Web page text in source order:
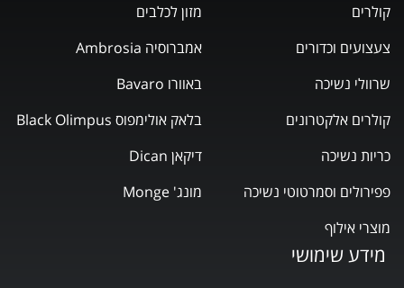
מידע שימושי
מזון לכלבים
אמברוסיה Ambrosia
באוורו Bavaro
בלאק אולימפוס Black Olimpus
דיקאן Dican
מונג' Monge
קולרים
צעצועים וכדורים
שרוולי נשיכה
קולרים אלקטרונים
כריות נשיכה
פפירולים וסמרטוטי נשיכה
מוצרי אילוף